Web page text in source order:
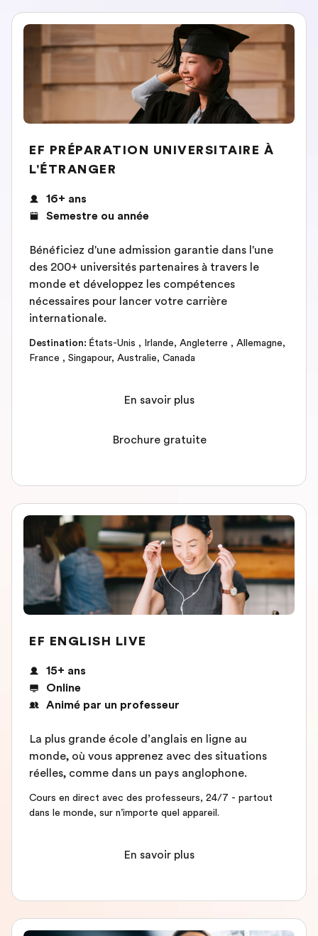
EF PRÉPARATION UNIVERSITAIRE À
L'ÉTRANGER
16+ ans
Semestre ou année
Bénéficiez d'une admission garantie dans l'une
des 200+ universités partenaires à travers le
monde et développez les compétences
nécessaires pour lancer votre carrière
internationale.
Destination: États-Unis , Irlande, Angleterre , Allemagne,
France , Singapour, Australie, Canada
En savoir plus
Brochure gratuite
EF ENGLISH LIVE
15+ ans
Online
Animé par un professeur
La plus grande école d’anglais en ligne au
monde, où vous apprenez avec des situations
réelles, comme dans un pays anglophone.
Cours en direct avec des professeurs, 24/7 - partout
dans le monde, sur n’importe quel appareil.
En savoir plus